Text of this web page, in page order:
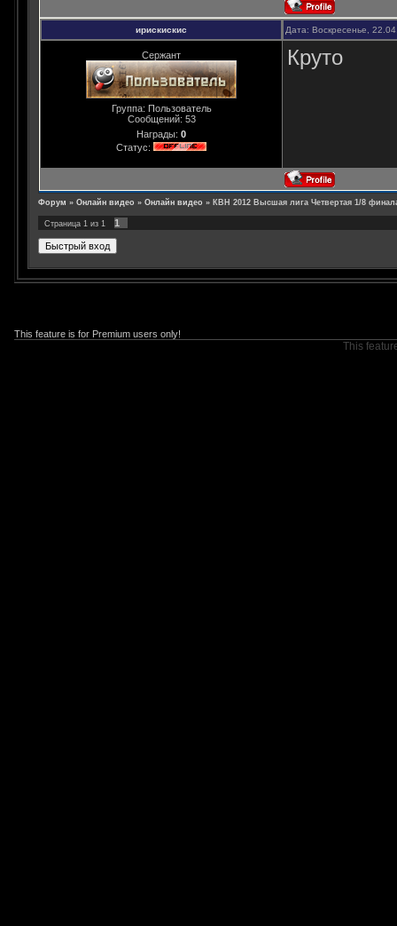
ирискискис Дата: Воскресенье,
Сержант
Группа: Пользователь
Сообщений: 53
Награды: 0
Статус:
Круто
Форум » Онлайн видео » Онлайн видео » КВН 2012 Высшая лига Четвертая 1/8
Страница 1 из 1 1
This feature is for Premium users only!
This